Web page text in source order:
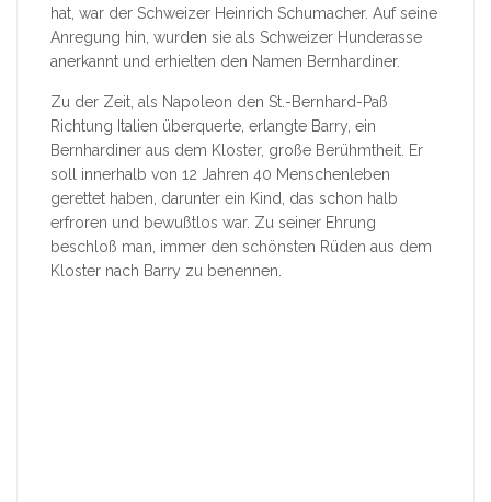
hat, war der Schweizer Heinrich Schumacher. Auf seine
Anregung hin, wurden sie als Schweizer Hunderasse
anerkannt und erhielten den Namen Bernhardiner.
Zu der Zeit, als Napoleon den St.-Bernhard-Paß
Richtung Italien überquerte, erlangte Barry, ein
Bernhardiner aus dem Kloster, große Berühmtheit. Er
soll innerhalb von 12 Jahren 40 Menschenleben
gerettet haben, darunter ein Kind, das schon halb
erfroren und bewußtlos war. Zu seiner Ehrung
beschloß man, immer den schönsten Rüden aus dem
Kloster nach Barry zu benennen.